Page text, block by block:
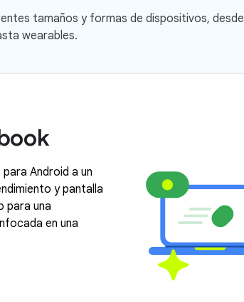
tamaños y formas de dispositivos, desde
wearables.
Android a un
y pantalla
para una
en una